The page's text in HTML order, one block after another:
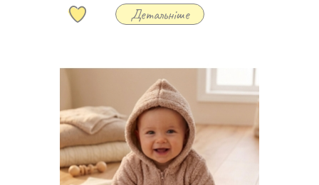
Детальніше